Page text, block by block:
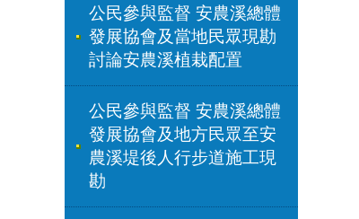
公民參與監督 安農溪總體
發展協會及當地民眾現勘
討論安農溪植栽配置
公民參與監督 安農溪總體
發展協會及地方民眾至安
農溪堤後人行步道施工現
勘